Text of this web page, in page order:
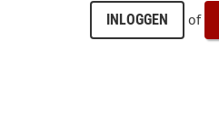
INLOGGEN of